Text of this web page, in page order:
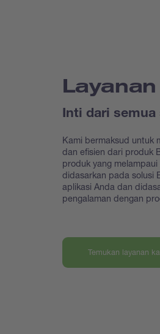
Layanan
Inti dari semua
Kami bermaksud untuk
dan efisien dari produk
produk yang
didasarkan pada solusi
aplikasi Anda dan
pengalaman dengan
Temukan layanan